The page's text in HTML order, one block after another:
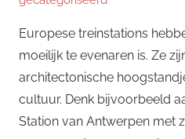
Europese treinstations
moeilijk te evenaren is. Ze
architectonische
cultuur. Denk bijvoorbeeld
Station van Antwerpen met